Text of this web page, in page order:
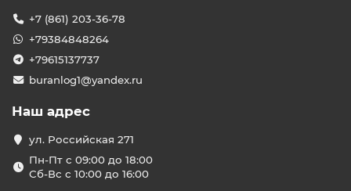
+7 (861) 203-36-78
+79384848264
+79615137737
buranlog1@yandex.ru
Наш адрес
ул. Российская 271
Пн-Пт с 09:00 до 18:00
Сб-Вс с 10:00 до 16:00